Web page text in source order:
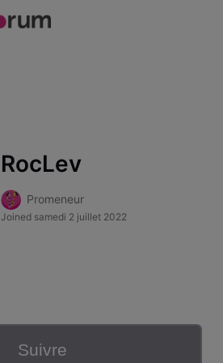
RocLev
Promeneur
Joined samedi 2 juillet 2022
Suivre